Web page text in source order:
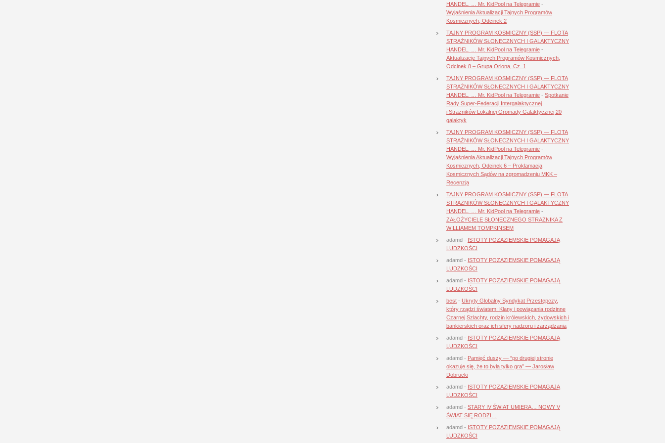
HANDEL. … Mr. KidPool na Telegramie -
Wyjaśnienia Aktualizacji Tajnych Programów
Kosmicznych, Odcinek 2
TAJNY PROGRAM KOSMICZNY (SSP) — FLOTA
STRAŻNIKÓW SŁONECZNYCH I GALAKTYCZNY
HANDEL. … Mr. KidPool na Telegramie -
Aktualizacje Tajnych Programów Kosmicznych,
Odcinek 8 – Grupa Oriona, Cz. 1
TAJNY PROGRAM KOSMICZNY (SSP) — FLOTA
STRAŻNIKÓW SŁONECZNYCH I GALAKTYCZNY
HANDEL. … Mr. KidPool na Telegramie - Spotkanie
Rady Super-Federacji Intergalaktycznej
i Strażników Lokalnej Gromady Galaktycznej 20
galaktyk
TAJNY PROGRAM KOSMICZNY (SSP) — FLOTA
STRAŻNIKÓW SŁONECZNYCH I GALAKTYCZNY
HANDEL. … Mr. KidPool na Telegramie -
Wyjaśnienia Aktualizacji Tajnych Programów
Kosmicznych, Odcinek 6 – Proklamacja
Kosmicznych Sądów na zgromadzeniu MKK –
Recenzja
TAJNY PROGRAM KOSMICZNY (SSP) — FLOTA
STRAŻNIKÓW SŁONECZNYCH I GALAKTYCZNY
HANDEL. … Mr. KidPool na Telegramie -
ZAŁOŻYCIELE SŁONECZNEGO STRAŻNIKA Z
WILLIAMEM TOMPKINSEM
adamd - ISTOTY POZAZIEMSKIE POMAGAJĄ
LUDZKOŚCI
adamd - ISTOTY POZAZIEMSKIE POMAGAJĄ
LUDZKOŚCI
adamd - ISTOTY POZAZIEMSKIE POMAGAJĄ
LUDZKOŚCI
best - Ukryty Globalny Syndykat Przestępczy,
który rządzi światem: Klany i powiązania rodzinne
Czarnej Szlachty, rodzin królewskich, żydowskich i
bankierskich oraz ich sfery nadzoru i zarządzania
adamd - ISTOTY POZAZIEMSKIE POMAGAJĄ
LUDZKOŚCI
adamd - Pamięć duszy — “po drugiej stronie
okazuje się, że to była tylko gra” — Jarosław
Dobrucki
adamd - ISTOTY POZAZIEMSKIE POMAGAJĄ
LUDZKOŚCI
adamd - STARY IV ŚWIAT UMIERA… NOWY V
ŚWIAT SIĘ RODZI…
adamd - ISTOTY POZAZIEMSKIE POMAGAJĄ
LUDZKOŚCI